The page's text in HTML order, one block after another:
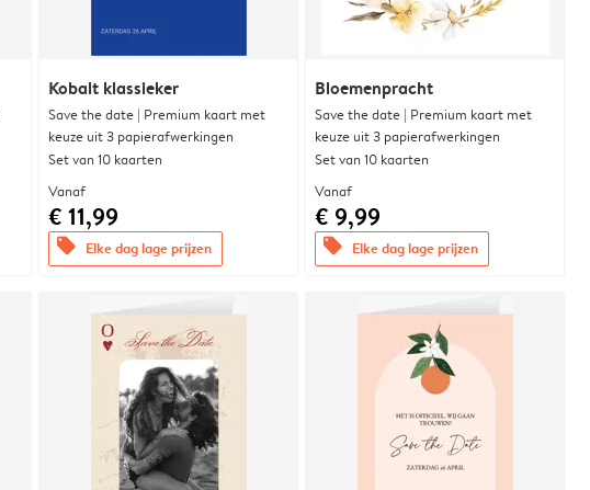
Kobalt klassieker
Save the date | Premium kaart met
keuze uit 3 papierafwerkingen
Set van 10 kaarten
Vanaf
€ 11,99
offers Elke dag lage prijzen
Bloemenpracht
Save the date | Premium kaart met
keuze uit 3 papierafwerkingen
Set van 10 kaarten
Vanaf
€ 9,99
offers Elke dag lage prijzen